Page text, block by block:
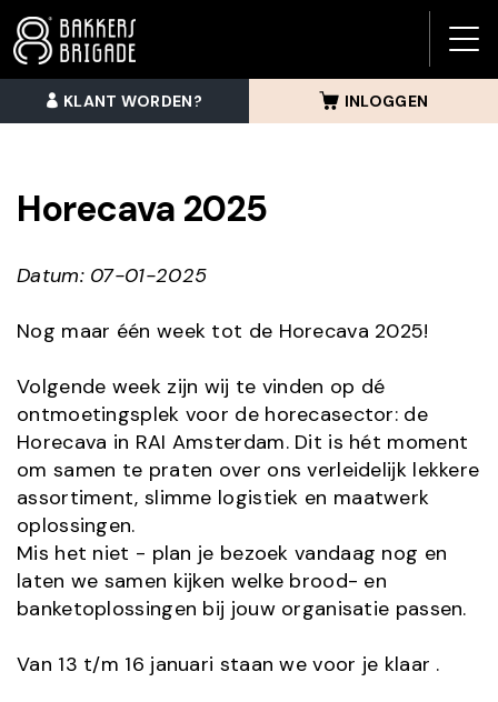
KLANT WORDEN? INLOGGEN
Horecava 2025
Datum: 07-01-2025
Nog maar één week tot de Horecava 2025!
Volgende week zijn wij te vinden op dé
ontmoetingsplek voor de horecasector: de
Horecava in RAI Amsterdam. Dit is hét moment
om samen te praten over ons verleidelijk lekkere
assortiment, slimme logistiek en maatwerk
oplossingen.
Mis het niet - plan je bezoek vandaag nog en
laten we samen kijken welke brood- en
banketoplossingen bij jouw organisatie passen.
Van 13 t/m 16 januari staan we voor je klaar .